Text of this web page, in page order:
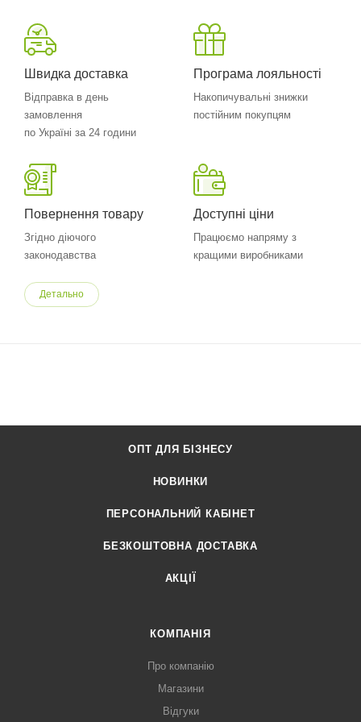
Швидка доставка
Відправка в день
замовлення
по Україні за 24 години
Програма лояльності
Накопичувальні знижки
постійним покупцям
Повернення товару
Згідно діючого
законодавства
Доступні ціни
Працюємо напряму з
кращими виробниками
Детально
ОПТ ДЛЯ БІЗНЕСУ
НОВИНКИ
ПЕРСОНАЛЬНИЙ КАБІНЕТ
БЕЗКОШТОВНА ДОСТАВКА
АКЦІЇ
КОМПАНІЯ
Про компанію
Магазини
Відгуки